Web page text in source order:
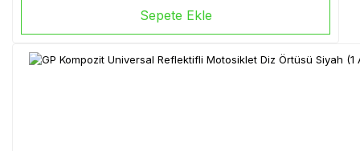
Sepete Ekle